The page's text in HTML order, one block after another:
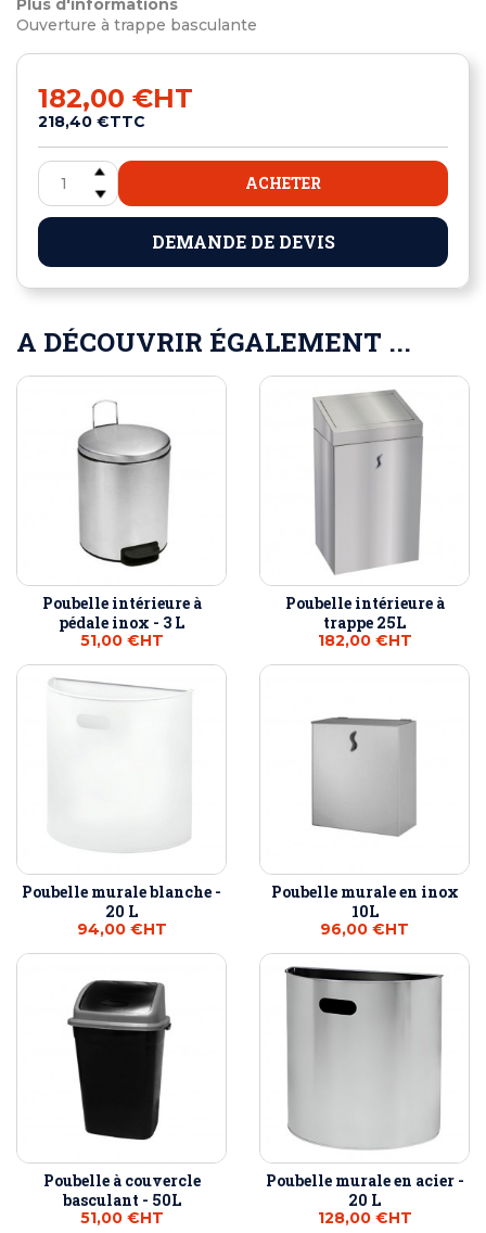
Plus d'informations
Ouverture à trappe basculante
182,00 €HT
218,40 €TTC
ACHETER
DEMANDE DE DEVIS
A DÉCOUVRIR ÉGALEMENT ...
Poubelle intérieure à
pédale inox - 3 L
51,00 €HT
Poubelle intérieure à
trappe 25L
182,00 €HT
Poubelle murale blanche -
20 L
94,00 €HT
Poubelle murale en inox
10L
96,00 €HT
Poubelle à couvercle
basculant - 50L
51,00 €HT
Poubelle murale en acier -
20 L
128,00 €HT